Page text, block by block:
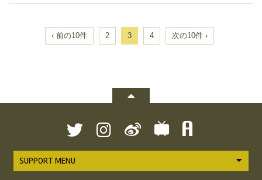
‹ 前の10件 2 3 4 次の10件 ›
SUPPORT MENU